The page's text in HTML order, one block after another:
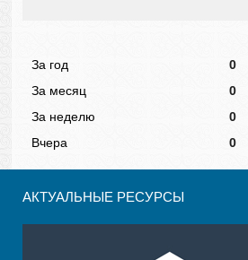
За год
0
За месяц
0
За неделю
0
Вчера
0
АКТУАЛЬНЫЕ РЕСУРСЫ